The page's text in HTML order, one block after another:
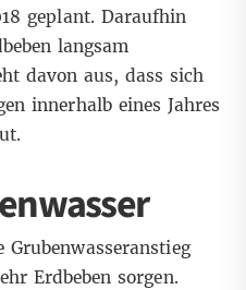
geplant. Daraufhin
langsam
davon aus, dass sich
innerhalb eines Jahres
Erdbeben sorgen.